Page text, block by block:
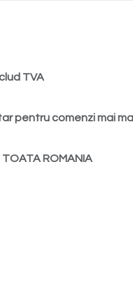
TVA
pentru comenzi mai
TOATA ROMANIA